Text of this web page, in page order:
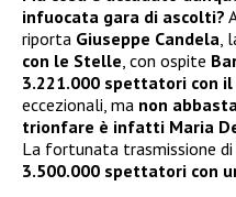
infuocata gara di ascolti?
riporta Giuseppe Candela,
con le Stelle, con ospite
3.221.000 spettatori con il
eccezionali, ma non
trionfare è infatti Maria
La fortunata trasmissione di
3.500.000 spettatori con